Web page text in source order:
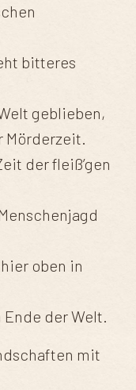
bitteres
geblieben,
der fleiß’gen
oben in
der Welt.
mit